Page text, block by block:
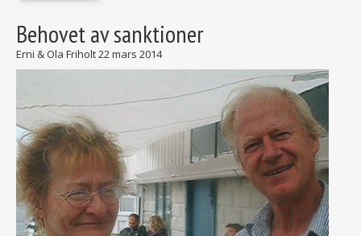
Behovet av sanktioner
Erni & Ola Friholt22 mars 2014